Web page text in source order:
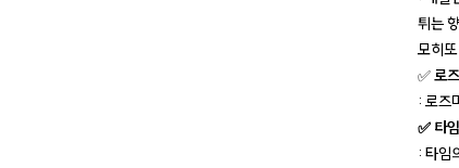
튀는
모히
✅로
: 로즈
✅ 타
: 타임